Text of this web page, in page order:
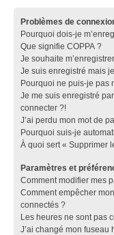
Problèmes de
Pourquoi dois-je
Que signifie COPPA ?
Je souhaite
Je suis enregistré mais
Pourquoi ne puis-je pas
Je me suis enregistré
connecter ?!
J’ai perdu mon mot de
Pourquoi suis-je
À quoi sert « Supprimer
Paramètres et
Comment modifier mes
Comment empêcher
connectés ?
Les heures ne sont pas
J’ai changé mon fuseau